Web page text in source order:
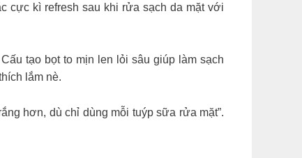
cực kì refresh sau khi rửa sạch da mặt với
tạo bọt to mịn len lỏi sâu giúp làm sạch
lắm nè.
hơn, dù chỉ dùng mỗi tuýp sữa rửa mặt”.